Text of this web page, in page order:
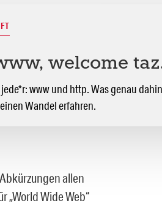
welcome
www und http. Was genau
Wandel erfahren.
allen
„World Wide Web“